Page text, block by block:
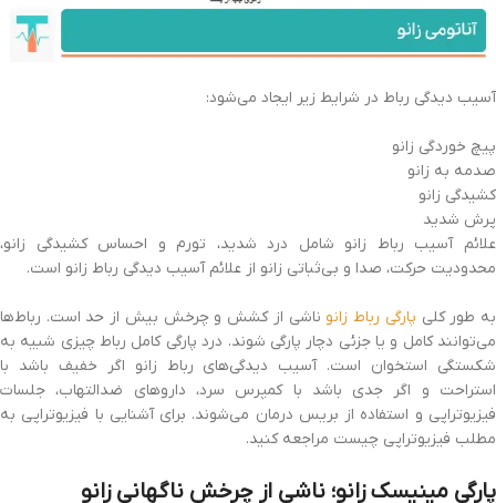
آسیب دیدگی رباط در شرایط زیر ایجاد می‌شود:
پیچ خوردگی زانو
صدمه به زانو
کشیدگی زانو
پرش شدید
علائم آسیب رباط زانو شامل درد شدید، تورم و احساس کشیدگی زانو،
محدودیت حرکت، صدا و بی‌ثباتی زانو از علائم آسیب دیدگی رباط زانو است.
به طور کلی پارگی رباط زانو ناشی از کشش و چرخش بیش از حد است. رباط‌ها
می‌توانند کامل و یا جزئی دچار پارگی شوند. درد پارگی کامل رباط چیزی شبیه به
شکستگی استخوان است. آسیب دیدگی‌های رباط زانو اگر خفیف باشد با
استراحت و اگر جدی باشد با کمپرس سرد، داروهای ضدالتهاب، جلسات
فیزیوتراپی و استفاده از بریس درمان می‌شوند. برای آشنایی با فیزیوتراپی به
مطلب فیزیوتراپی چیست مراجعه کنید.
پارگی مینیسک زانو؛ ناشی از چرخش ناگهانی زانو